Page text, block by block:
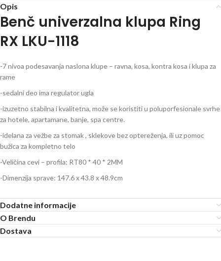
Opis
Benč univerzalna klupa Ring
RX LKU-1118
-7 nivoa podesavanja naslona klupe – ravna, kosa, kontra kosa i klupa za
rame
-sedalni deo ima regulator ugla
-izuzetno stabilna i kvalitetna, može se koristiti u poluporfesionale svrhe
za hotele, apartamane, banje, spa centre.
-idelana za vežbe za stomak , sklekove bez optereženja, ili uz pomoc
bužica za kompletno telo
-Veličina cevi – profila: RT80 * 40 * 2MM
-Dimenzija sprave: 147.6 x 43.8 x 48.9cm
Dodatne informacije
O Brendu
Dostava